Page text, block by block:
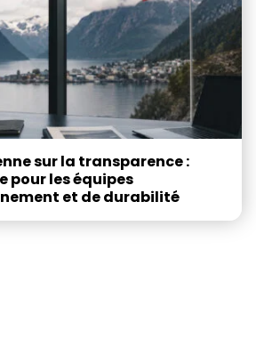
sur la transparence :
pour les équipes
et de durabilité